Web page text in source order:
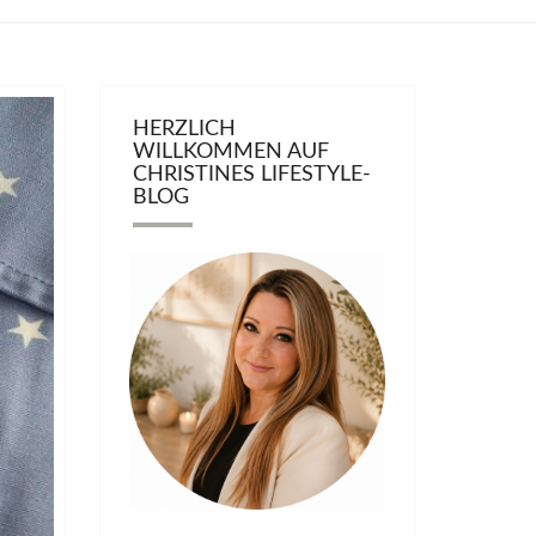
HERZLICH
WILLKOMMEN AUF
CHRISTINES LIFESTYLE-
BLOG